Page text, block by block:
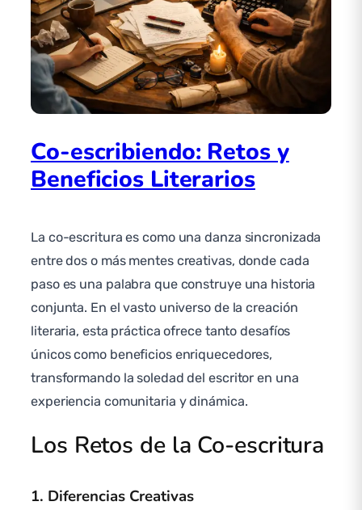
Co-escribiendo: Retos y
Beneficios Literarios
La co-escritura es como una danza sincronizada
entre dos o más mentes creativas, donde cada
paso es una palabra que construye una historia
conjunta. En el vasto universo de la creación
literaria, esta práctica ofrece tanto desafíos
únicos como beneficios enriquecedores,
transformando la soledad del escritor en una
experiencia comunitaria y dinámica.
Los Retos de la Co-escritura
1. Diferencias Creativas